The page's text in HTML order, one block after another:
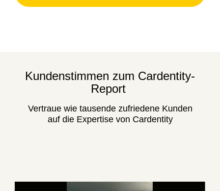
Kundenstimmen zum Cardentity-
Report
Vertraue wie tausende zufriedene Kunden
auf die Expertise von Cardentity